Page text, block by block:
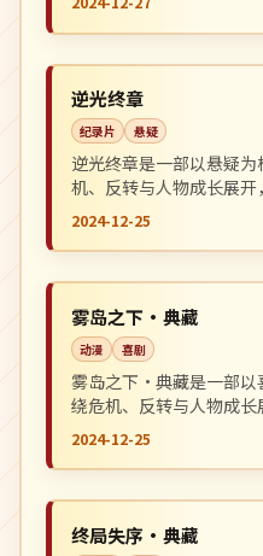
韩国
逆光终章
纪录片 悬疑
逆光终章是一部以悬疑
机、反转与人物成长展
观看。
2024-12-25
美国
雾岛之下·典藏
动漫 喜剧
雾岛之下·典藏是一部以
绕危机、反转与人物成
推荐观看。
2024-12-25
英国
终局失序·典藏